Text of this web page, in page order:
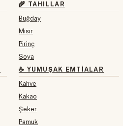
🌾 TAHILLAR
Buğday
Mısır
Pirinç
Soya
☕ YUMUŞAK EMTIALAR
Kahve
Kakao
Şeker
Pamuk